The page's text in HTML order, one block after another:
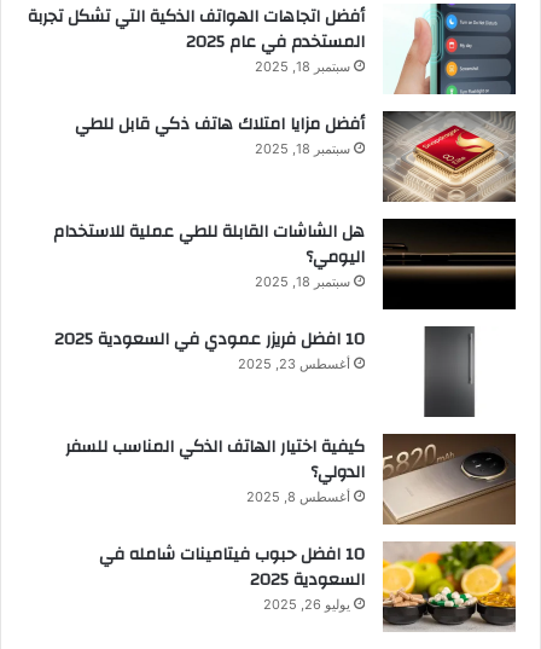
أفضل اتجاهات الهواتف الذكية التي تشكل تجربة
المستخدم في عام 2025
سبتمبر 18, 2025
أفضل مزايا امتلاك هاتف ذكي قابل للطي
سبتمبر 18, 2025
هل الشاشات القابلة للطي عملية للاستخدام
اليومي؟
سبتمبر 18, 2025
10 افضل فريزر عمودي​ في السعودية​ 2025
أغسطس 23, 2025
كيفية اختيار الهاتف الذكي المناسب للسفر
الدولي؟
أغسطس 8, 2025
10 افضل حبوب فيتامينات شامله​ في
السعودية 2025
يوليو 26, 2025